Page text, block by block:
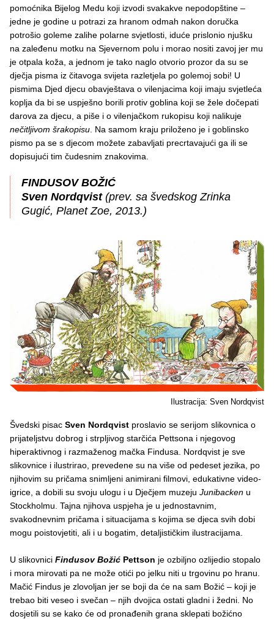
pomoćnika Bijelog Medu koji izvodi svakakve nepodopštine –
jedne je godine u potrazi za hranom odmah nakon doručka
potrošio goleme zalihe polarne svjetlosti, iduće prislonio njušku
na zaleđenu motku na Sjevernom polu i morao nositi zavoj jer mu
je otpala koža, a jednom je tako naglo otvorio prozor da su se
dječja pisma iz čitavoga svijeta razletjela po golemoj sobi! U
pismima Djed djecu obavještava o vilenjacima koji imaju svjetleća
koplja da bi se uspješno borili protiv goblina koji se žele dočepati
darova za djecu, a piše i o vilenjačkom rukopisu koji nalikuje
nečitljivom šrakopisu . Na samom kraju priloženo je i goblinsko
pismo pa se s djecom možete zabavljati precrtavajući ga ili se
dopisujući tim čudesnim znakovima.
FINDUSOV BOŽIĆ
Sven Nordqvist(prev. sa švedskog Zrinka
Gugić, Planet Zoe, 2013.)
Ilustracija: Sven Nordqvist
Švedski pisac Sven Nordqvist proslavio se serijom slikovnica o
prijateljstvu dobrog i strpljivog starčića Pettsona i njegovog
hiperaktivnog i razmaženog mačka Findusa. Nordqvist je sve
slikovnice i ilustrirao, prevedene su na više od pedeset jezika, po
njihovim su pričama snimljeni animirani filmovi, edukativne video-
igrice, a dobili su svoju ulogu i u Dječjem muzeju Junibacken u
Stockholmu. Tajna njihova uspjeha je u jednostavnim,
svakodnevnim pričama i situacijama s kojima se djeca svih dobi
mogu poistovjetiti, ali i u bogatim, detaljističkim ilustracijama.
U slikovnici Findusov Božić Pettson je ozbiljno ozlijedio stopalo
i mora mirovati pa ne može otići po jelku niti u trgovinu po hranu.
Mačić Findus je zlovoljan jer se boji da će na sam Božić – koji je
trebao biti veseo i svečan – njih dvojica ostati gladni i žedni. No
dosjetili su se kako će od pronađenih grana sklepati božićno